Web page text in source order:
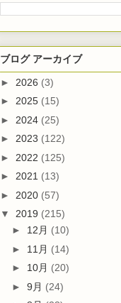
ブログ アーカイブ
► 2026 (3)
► 2025 (15)
► 2024 (25)
► 2023 (122)
► 2022 (125)
► 2021 (13)
► 2020 (57)
▼ 2019 (215)
► 12月 (10)
► 11月 (14)
► 10月 (20)
►9月 (24)